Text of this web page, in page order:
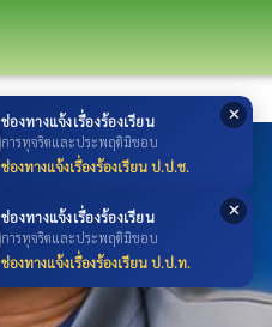
✕
ช่องทางแจ้งเรื่องร้องเรียน
การทุจริตและประพฤติมิชอบ
ช่องทางแจ้งเรื่องร้องเรียน ป.ป.ช.
✕
ช่องทางแจ้งเรื่องร้องเรียน
การทุจริตและประพฤติมิชอบ
ช่องทางแจ้งเรื่องร้องเรียน ป.ป.ท.